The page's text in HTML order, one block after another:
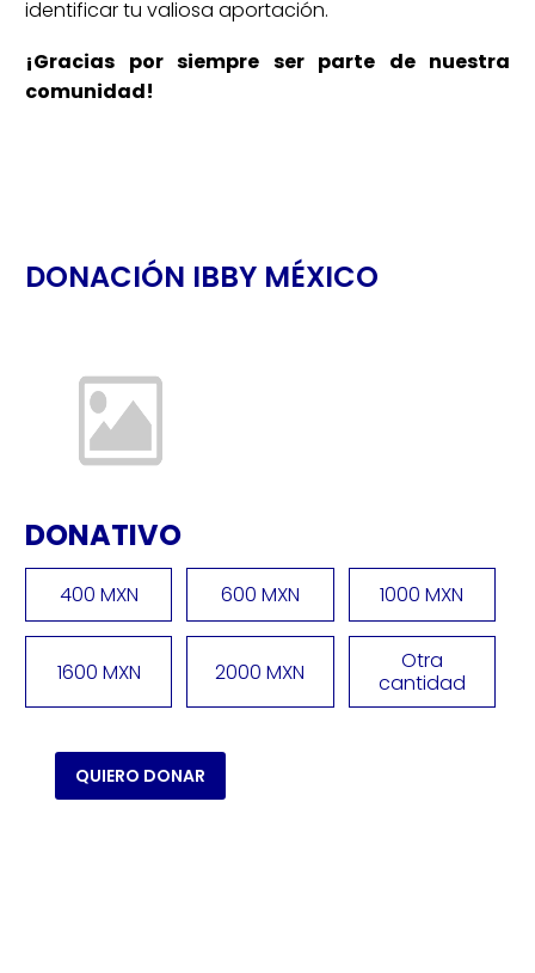
identificar tu valiosa aportación.
¡Gracias por siempre ser parte de nuestra
comunidad!
DONACIÓN IBBY MÉXICO
DONATIVO
400 MXN 600 MXN 1000 MXN
1600 MXN 2000 MXN
Otra
cantidad
QUIERO DONAR